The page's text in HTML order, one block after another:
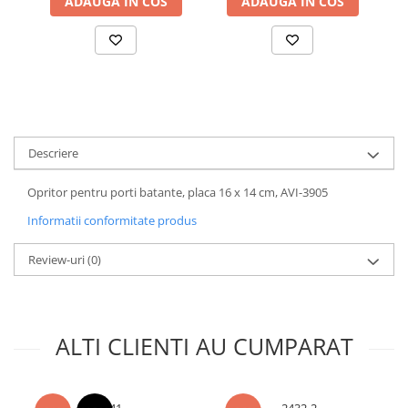
Accesorii baterii sanitare
Accesorii chiuvete
Sisteme filtrare instalatii
Sonerii electrice
Termometre Meteo
Gradina - Gradinarit
Accesorii fierastraie cu lant
Accesorii fierastraie electrice
Articole antidaunatori gradina
Descriere
Opritor pentru porti batante, placa 16 x 14 cm, AVI-3905
Informatii conformitate produs
Review-uri(0)
ALTI CLIENTI AU CUMPARAT